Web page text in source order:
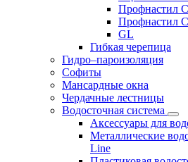
Профнастил
Профнастил
GL
Гибкая черепица
Гидро–пароизоляция
Софиты
Мансардные окна
Чердачные лестницы
Водосточная система
Аксессуары для
Металлические
Line